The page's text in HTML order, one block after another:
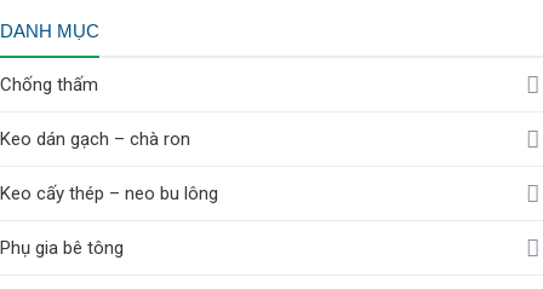
DANH MỤC
Chống thấm
Keo dán gạch – chà ron
Keo cấy thép – neo bu lông
Phụ gia bê tông